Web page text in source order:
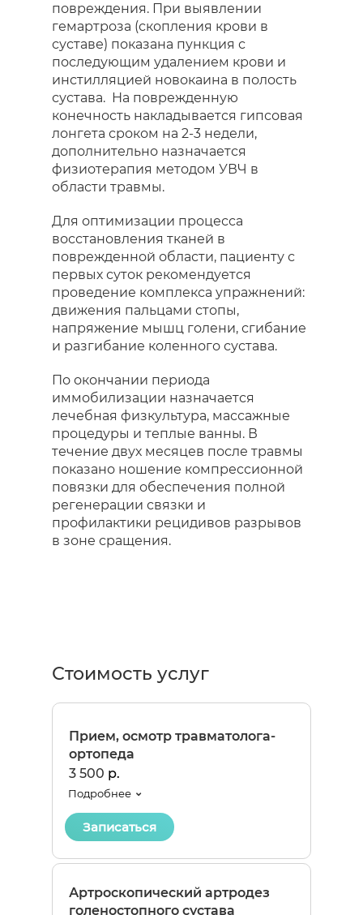
повреждения. При выявлении
гемартроза (скопления крови в
суставе) показана пункция с
последующим удалением крови и
инстилляцией новокаина в полость
сустава. На поврежденную
конечность накладывается гипсовая
лонгета сроком на 2-3 недели,
дополнительно назначается
физиотерапия методом УВЧ в
области травмы.
Для оптимизации процесса
восстановления тканей в
поврежденной области, пациенту с
первых суток рекомендуется
проведение комплекса упражнений:
движения пальцами стопы,
напряжение мышц голени, сгибание
и разгибание коленного сустава.
По окончании периода
иммобилизации назначается
лечебная физкультура, массажные
процедуры и теплые ванны. В
течение двух месяцев после травмы
показано ношение компрессионной
повязки для обеспечения полной
регенерации связки и
профилактики рецидивов разрывов
в зоне сращения.
Стоимость услуг
Прием, осмотр травматолога-
ортопеда
3 500 р.
Подробнее
Записаться
Артроскопический артродез
голеностопного сустава